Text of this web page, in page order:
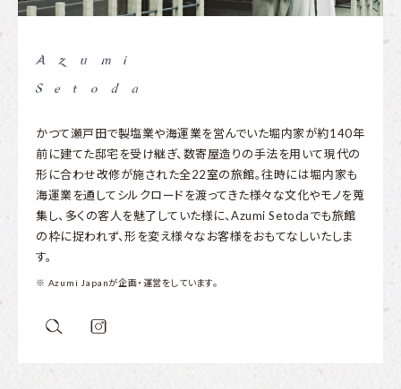
かつて瀬戸田で製塩業や海運業を営んでいた堀内家が約140年
前に建てた邸宅を受け継ぎ、数寄屋造りの手法を用いて現代の
形に合わせ改修が施された全22室の旅館。往時には堀内家も
海運業を通してシルクロードを渡ってきた様々な文化やモノを蒐
集し、多くの客人を魅了していた様に、Azumi Setodaでも旅館
の枠に捉われず、形を変え様々なお客様をおもてなしいたしま
す。
※ Azumi Japanが企画・運営をしています。